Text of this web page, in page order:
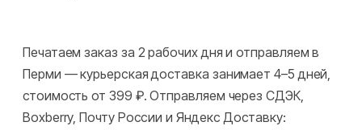
Печатаем заказ за 2 рабочих дня и отправляем в
Перми — курьерская доставка занимает 4–5 дней,
стоимость от 399 ₽. Отправляем через СДЭК,
Boxberry, Почту России и Яндекс Доставку: